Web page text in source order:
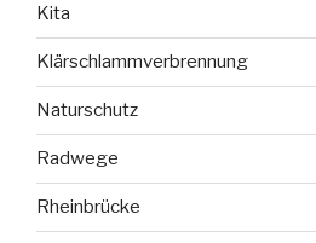
Kita
Klärschlammverbrennung
Naturschutz
Radwege
Rheinbrücke